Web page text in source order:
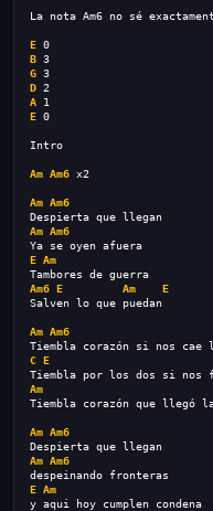
La nota Am6 no sé
E 0
B 3
G 3
D 2
A 1
E 0
Intro
Am Am6 x2
Am Am6
Despierta que llegan
Am Am6
Ya se oyen afuera
E Am
Tambores de guerra
Am6 E Am
E
Salven lo que puedan
Am Am6
Tiembla corazón si nos cae
C E
Tiembla por los dos si nos
Am
Tiembla corazón que llegó
Am Am6
Despierta que llegan
Am Am6
despeinando fronteras
E Am
y aqui hoy cumplen condena